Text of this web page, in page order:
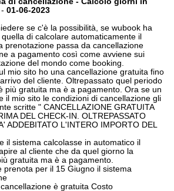
- 01-06-2023
se c'è la possibilità, se wubook ha
di calcolare automaticamente il
prenotazione passa da cancellazione
a pagamento così come avviene sui
del mondo come booking.
mio sito ho una cancellazione gratuita fino
del cliente. Oltrepassato quel periodo
più gratuita ma è a pagamento. Ora se un
il mio sito le condizioni di cancellazione gli
scritte " CANCELLAZIONE GRATUITA
DEL CHECK-IN. OLTREPASSATO
ADDEBITATO L'INTERO IMPORTO DEL
il sistema calcolasse in automatico il
al cliente che da quel giorno la
gratuita ma è a pagamento.
prenota per il 15 Giugno il sistema
è gratuita Costo